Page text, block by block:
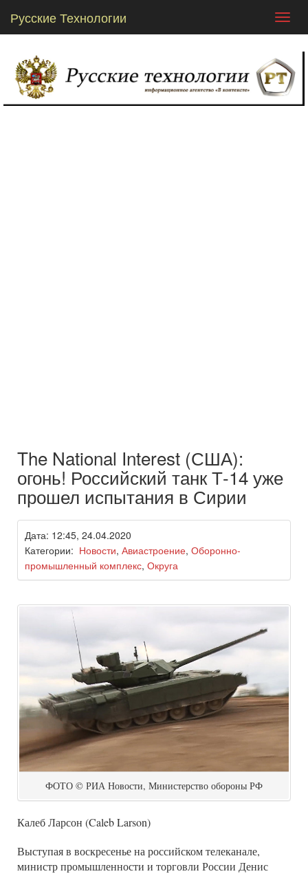
Русские Технологии
The National Interest (США):
огонь! Российский танк Т-14 уже
прошел испытания в Сирии
Дата: 12:45, 24.04.2020
Категории: Новости, Авиастроение, Оборонно-
промышленный комплекс, Округа
ФОТО © РИА Новости, Министерство обороны РФ
Калеб Ларсон (Caleb Larson)
Выступая в воскресенье на российском телеканале,
министр промышленности и торговли России Денис